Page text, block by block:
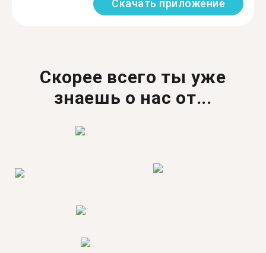
Скачать приложение
Скорее всего ты уже
знаешь о нас от...